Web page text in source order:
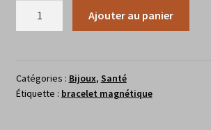
en
cuivre
Ajouter au panier
Catégories : Bijoux, Santé
Étiquette : bracelet magnétique